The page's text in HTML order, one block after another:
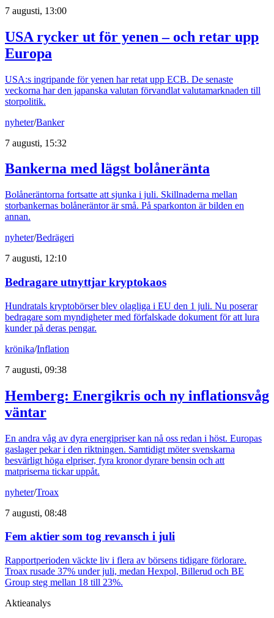
7 augusti, 13:00
USA rycker ut för yenen – och retar upp
Europa
USA:s ingripande för yenen har retat upp ECB. De senaste
veckorna har den japanska valutan förvandlat valutamarknaden till
storpolitik.
nyheter/Banker
7 augusti, 15:32
Bankerna med lägst bolåneränta
Bolåneräntorna fortsatte att sjunka i juli. Skillnaderna mellan
storbankernas bolåneräntor är små. På sparkonton är bilden en
annan.
nyheter/Bedrägeri
7 augusti, 12:10
Bedragare utnyttjar kryptokaos
Hundratals kryptobörser blev olagliga i EU den 1 juli. Nu poserar
bedragare som myndigheter med förfalskade dokument för att lura
kunder på deras pengar.
krönika/Inflation
7 augusti, 09:38
Hemberg: Energikris och ny inflationsvåg
väntar
En andra våg av dyra energipriser kan nå oss redan i höst. Europas
gaslager pekar i den riktningen. Samtidigt möter svenskarna
besvärligt höga elpriser, fyra kronor dyrare bensin och att
matpriserna tickar uppåt.
nyheter/Troax
7 augusti, 08:48
Fem aktier som tog revansch i juli
Rapportperioden väckte liv i flera av börsens tidigare förlorare.
Troax rusade 37% under juli, medan Hexpol, Billerud och BE
Group steg mellan 18 till 23%.
Aktieanalys